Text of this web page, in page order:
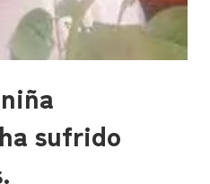
sufrido